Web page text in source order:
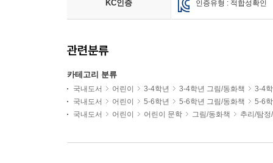
KC인증 인증유형 : 적합성확인
관련분류
카테고리 분류
국내도서 어린이 3-4학년 3-4학년 그림/동화책
3-4
국내도서
어린이 5-6학년 5-6학년 그림/동화책
5-6
국내도서
어린이 어린이 문학 그림/동화책 추리/탐정